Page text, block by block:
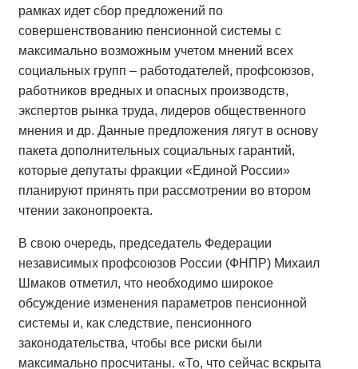
рамках идет сбор предложений по
совершенствованию пенсионной системы с
максимально возможным учетом мнений всех
социальных групп – работодателей, профсоюзов,
работников вредных и опасных производств,
экспертов рынка труда, лидеров общественного
мнения и др. Данные предложения лягут в основу
пакета дополнительных социальных гарантий,
которые депутаты фракции «Единой России»
планируют принять при рассмотрении во втором
чтении законопроекта.
В свою очередь, председатель Федерации
независимых профсоюзов России (ФНПР) Михаил
Шмаков отметил, что необходимо широкое
обсуждение изменения параметров пенсионной
системы и, как следствие, пенсионного
законодательства, чтобы все риски были
максимально просчитаны. «То, что сейчас вскрыта